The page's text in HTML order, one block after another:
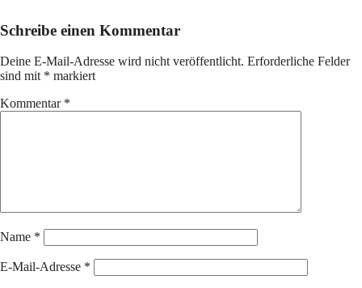
Schreibe einen Kommentar
Deine E-Mail-Adresse wird nicht veröffentlicht. Erforderliche Felder
sind mit * markiert
Kommentar *
Name *
E-Mail-Adresse *